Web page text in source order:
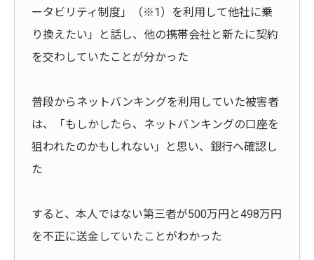
ータビリティ制度」（※1）を利用して他社に乗
り換えたい」と話し、他の携帯会社と新たに契約
を交わしていたことが分かった
普段からネットバンキングを利用していた被害者
は、「もしかしたら、ネットバンキングの口座を
狙われたのかもしれない」と思い、銀行へ確認し
た
すると、本人ではない第三者が500万円と498万円
を不正に送金していたことがわかった